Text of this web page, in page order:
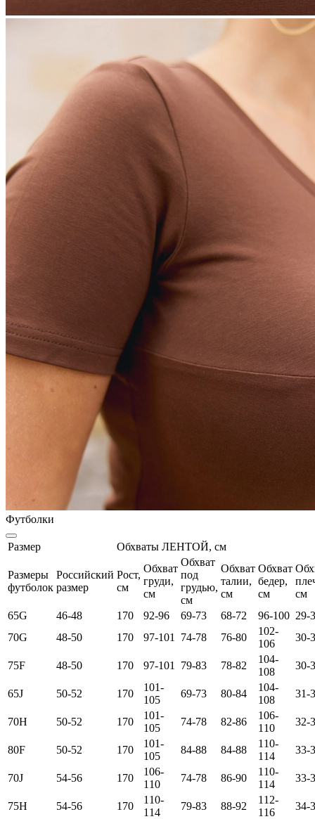
Футболки
Размер Обхваты ЛЕНТОЙ, см
Размеры
футболок
Российский
размер
Рост,
см
Обхват
груди,
см
Обхват
под
грудью,
см
Обхват
талии,
см
Обхват
бедер,
см
см
65G
46-48 170 92-96 69-73 68-72 96-100 29-
70G
48-50 170 97-101 74-78 76-80
102-
106
30-
75F 48-50 170 97-101 79-83 78-82
104-
108
30-
65J 50-52 170
101-
105
69-73 80-84
104-
108
31-
70H 50-52 170
101-
105
74-78 82-86
106-
110
32-
80F 50-52 170
101-
105
84-88 84-88
110-
114
33-
70J 54-56 170
106-
110
74-78 86-90
110-
114
33-
75H 54-56 170
110-
114
79-83 88-92
112-
116
34-